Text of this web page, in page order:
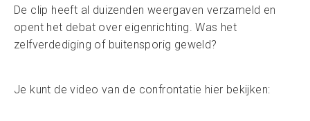
De clip heeft al duizenden weergaven verzameld en
opent het debat over eigenrichting. Was het
zelfverdediging of buitensporig geweld?
Je kunt de video van de confrontatie hier bekijken: